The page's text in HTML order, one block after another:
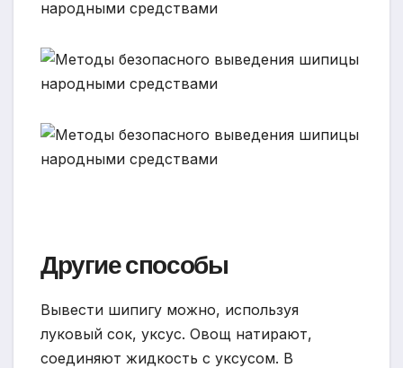
Другие способы
Вывести шипигу можно, используя
луковый сок, уксус. Овощ натирают,
соединяют жидкость с уксусом. В